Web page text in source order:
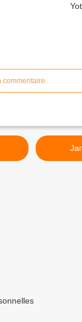
commentaire